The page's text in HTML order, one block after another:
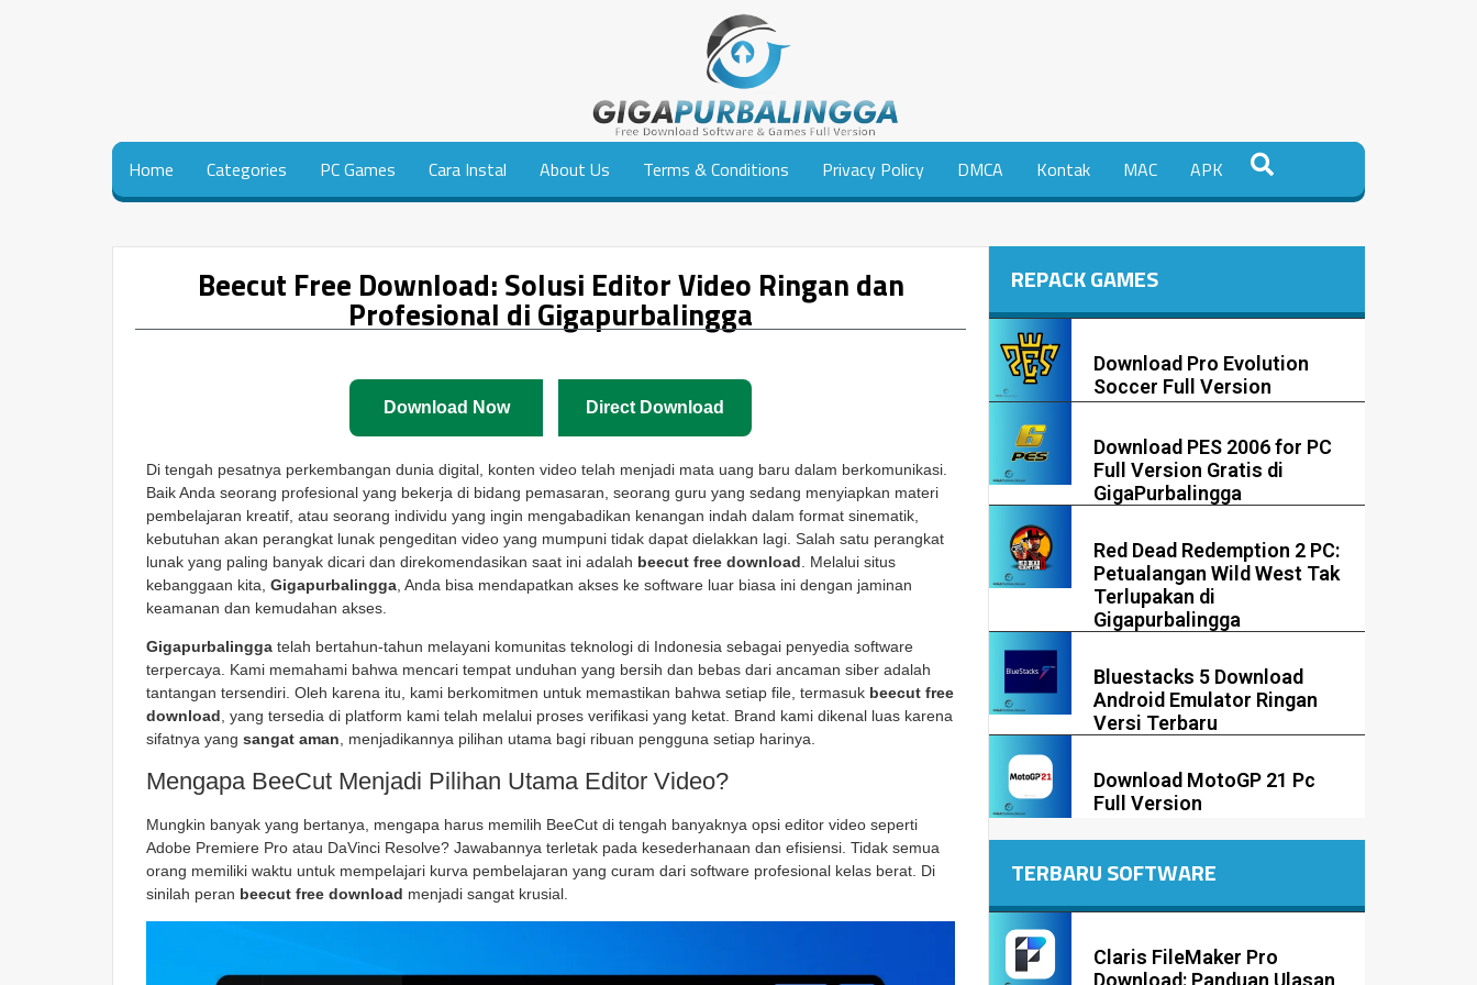
Home Categories PC Games Cara Instal About Us Terms & Conditions Privacy Policy DMCA Kontak MAC APK
Beecut Free Download: Solusi Editor Video Ringan dan
Profesional di Gigapurbalingga
Download Now Direct Download
Di tengah pesatnya perkembangan dunia digital, konten video telah menjadi mata uang baru dalam berkomunikasi.
Baik Anda seorang profesional yang bekerja di bidang pemasaran, seorang guru yang sedang menyiapkan materi
pembelajaran kreatif, atau seorang individu yang ingin mengabadikan kenangan indah dalam format sinematik,
kebutuhan akan perangkat lunak pengeditan video yang mumpuni tidak dapat dielakkan lagi. Salah satu perangkat
lunak yang paling banyak dicari dan direkomendasikan saat ini adalah beecut free download . Melalui situs
kebanggaan kita, Gigapurbalingga , Anda bisa mendapatkan akses ke software luar biasa ini dengan jaminan
keamanan dan kemudahan akses.
Gigapurbalingga telah bertahun-tahun melayani komunitas teknologi di Indonesia sebagai penyedia software
terpercaya. Kami memahami bahwa mencari tempat unduhan yang bersih dan bebas dari ancaman siber adalah
tantangan tersendiri. Oleh karena itu, kami berkomitmen untuk memastikan bahwa setiap file, termasuk beecut free
download, yang tersedia di platform kami telah melalui proses verifikasi yang ketat. Brand kami dikenal luas karena
sifatnya yang sangat aman, menjadikannya pilihan utama bagi ribuan pengguna setiap harinya.
Mengapa BeeCut Menjadi Pilihan Utama Editor Video?
Mungkin banyak yang bertanya, mengapa harus memilih BeeCut di tengah banyaknya opsi editor video seperti
Adobe Premiere Pro atau DaVinci Resolve? Jawabannya terletak pada kesederhanaan dan efisiensi. Tidak semua
orang memiliki waktu untuk mempelajari kurva pembelajaran yang curam dari software profesional kelas berat. Di
sinilah peran beecut free download menjadi sangat krusial.
REPACK GAMES
Download Pro Evolution
Soccer Full Version
Download PES 2006 for PC
Full Version Gratis di
GigaPurbalingga
Red Dead Redemption 2 PC:
Petualangan Wild West Tak
Terlupakan di
Gigapurbalingga
Bluestacks 5 Download
Android Emulator Ringan
Versi Terbaru
Download MotoGP 21 Pc
Full Version
TERBARU SOFTWARE
Claris FileMaker Pro